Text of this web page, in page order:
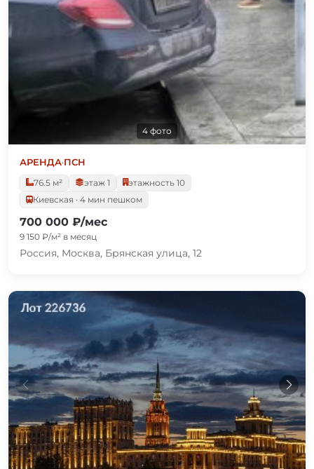
4 фото
АРЕНДА·ПСН
76.5 м²
этаж 1
этажность 10
Киевская · 4 мин пешком
700 000 ₽/мес
9 150 ₽/м² в месяц
Россия, Москва, Брянская улица, 12